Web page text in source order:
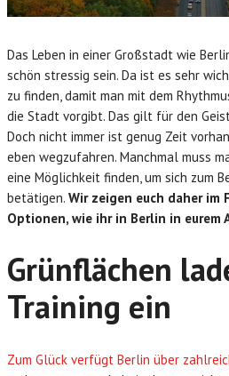
Das Leben in einer Großstadt wie
schön stressig sein. Da ist es sehr
zu finden, damit man mit dem
die Stadt vorgibt. Das gilt für den
Doch nicht immer ist genug Zeit
eben wegzufahren. Manchmal muss
eine Möglichkeit finden, um sich zum
betätigen. Wir zeigen euch daher im
Optionen, wie ihr in Berlin in
Grünflächen
Training ein
Zum Glück verfügt Berlin über